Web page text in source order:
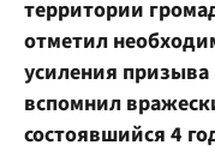
территории
отметил
усиления
вспомнил
состоявшийся 4